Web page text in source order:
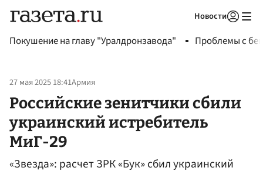
Новости
Покушение на главу "Уралдронзавода" Проблемы с
27 мая 2025 18:41Армия
Российские зенитчики сбили
украинский истребитель
МиГ-29
«Звезда»: расчет ЗРК «Бук» сбил украинский